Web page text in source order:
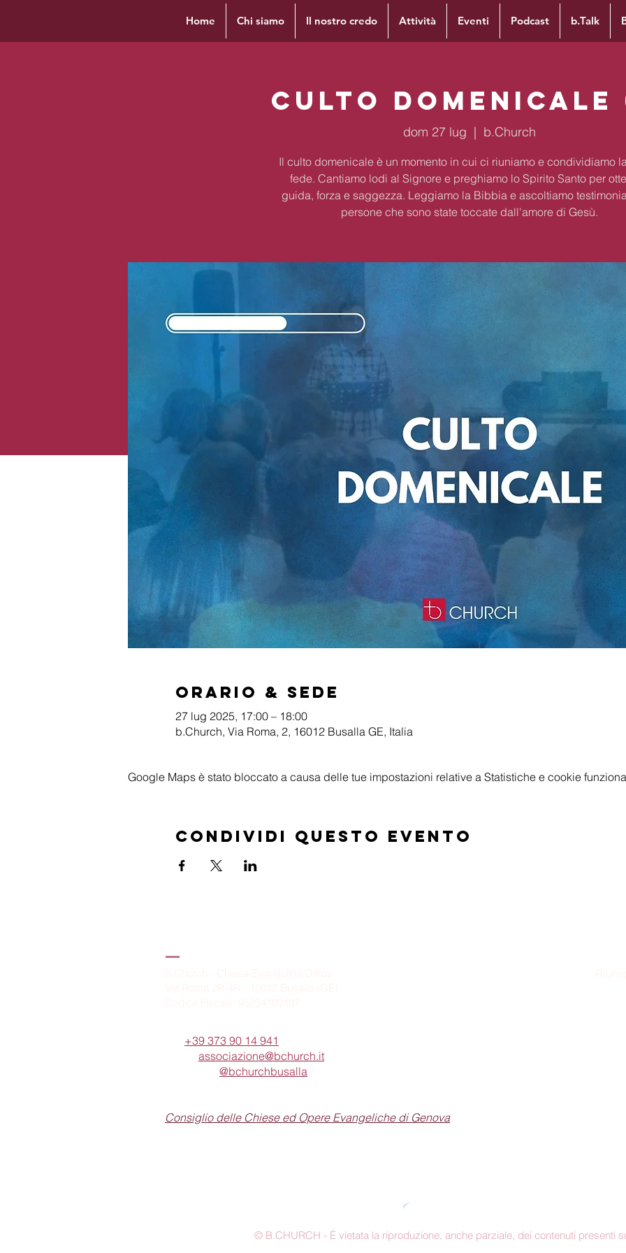
Home Chi siamo Il nostro credo Attività Eventi Podcast b.Talk
Culto Domenicale
dom 27 lug
  |
b.Church
Il culto domenicale è un momento in cui ci riuniamo e condividiamo
fede. Cantiamo lodi al Signore e preghiamo lo Spirito Santo per
guida, forza e saggezza. Leggiamo la Bibbia e ascoltiamo
persone che sono state toccate dall'amore di Gesù.
Orario & Sede
27 lug 2025, 17:00 – 18:00
b.Church, Via Roma, 2, 16012 Busalla GE, Italia
Google Maps è stato bloccato a causa delle tue impostazioni relative a Statistiche e cookie
Condividi questo evento
+39 373 90 14 941
associazione@bchurch.it
@bchurchbusalla
Consiglio delle Chiese ed Opere Evangeliche di Genova
© B.CHURCH - É vietata la riproduzione, anche parziale, dei contenuti presenti